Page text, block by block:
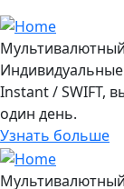
Индивидуальные
Instant / SWIFT,
один день.
Узнать больше